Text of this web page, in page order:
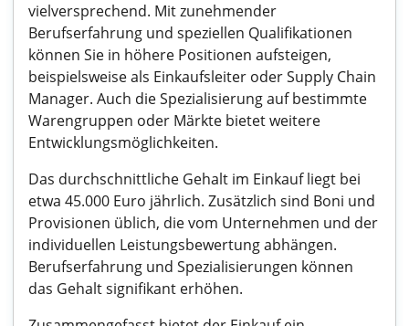
vielversprechend. Mit zunehmender
Berufserfahrung und speziellen Qualifikationen
können Sie in höhere Positionen aufsteigen,
beispielsweise als Einkaufsleiter oder Supply Chain
Manager. Auch die Spezialisierung auf bestimmte
Warengruppen oder Märkte bietet weitere
Entwicklungsmöglichkeiten.
Das durchschnittliche Gehalt im Einkauf liegt bei
etwa 45.000 Euro jährlich. Zusätzlich sind Boni und
Provisionen üblich, die vom Unternehmen und der
individuellen Leistungsbewertung abhängen.
Berufserfahrung und Spezialisierungen können
das Gehalt signifikant erhöhen.